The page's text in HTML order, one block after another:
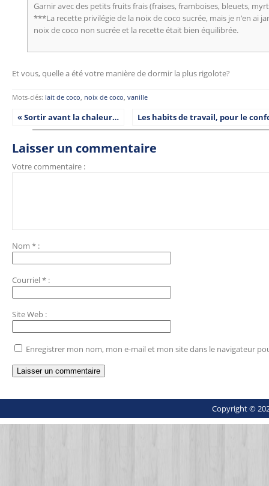
Garnir avec des petits fruits frais (fraises, framboises, bleuets,
***La recette privilégie de la noix de coco sucrée, mais je n’en ai
noix de coco non sucrée et la recette était bien équilibrée.
Et vous, quelle a été votre manière de dormir la plus rigolote?
Mots-clés: lait de coco, noix de coco, vanille
« Sortir avant la chaleur… Les habits de travail, pour le
Laisser un commentaire
Votre commentaire :
Nom * :
Courriel * :
Site Web :
Enregistrer mon nom, mon e-mail et mon site dans le navigateur
Copyright ©